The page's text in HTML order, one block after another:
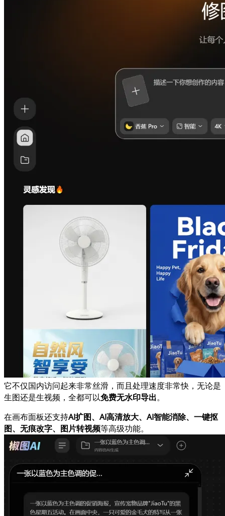
它不仅国内访问起来非常丝滑，而且处理速度非常快，无论是
生图还是生视频，全都可以免费无水印导出。
在画布面板还支持AI扩图、AI高清放大、AI智能消除、一键抠
图、无痕改字、图片转视频等高级功能。